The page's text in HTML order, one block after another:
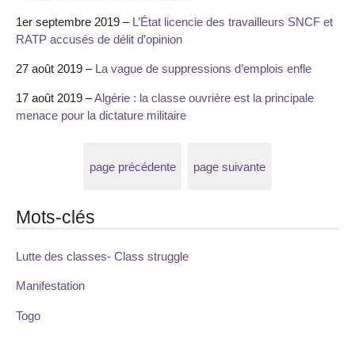
1er septembre 2019 – L’État licencie des travailleurs SNCF et
RATP accusés de délit d’opinion
27 août 2019 – La vague de suppressions d’emplois enfle
17 août 2019 –Algérie : la classe ouvrière est la principale
menace pour la dictature militaire
page précédente page suivante
Mots-clés
Lutte des classes- Class struggle
Manifestation
Togo